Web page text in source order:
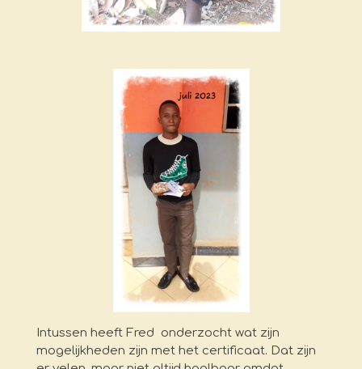
Intussen heeft Fred onderzocht wat zijn
mogelijkheden zijn met het certificaat. Dat zijn